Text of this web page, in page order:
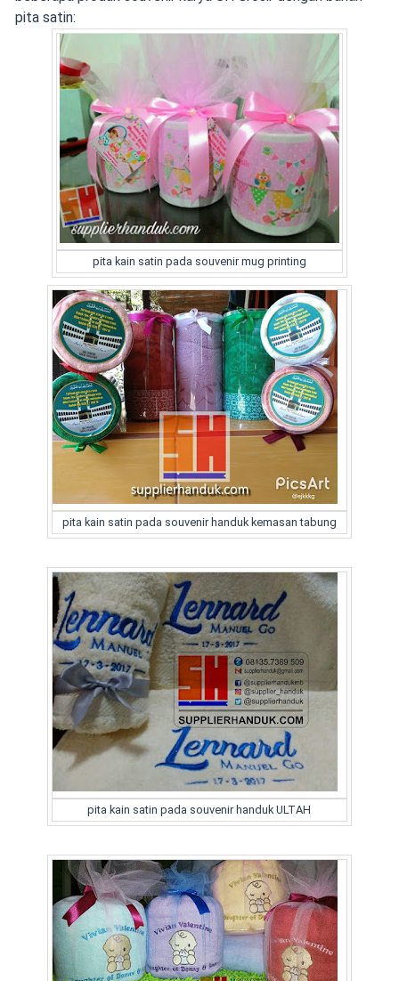
pita satin:
pita kain satin pada souvenir mug printing
pita kain satin pada souvenir handuk kemasan tabung
pita kain satin pada souvenir handuk ULTAH